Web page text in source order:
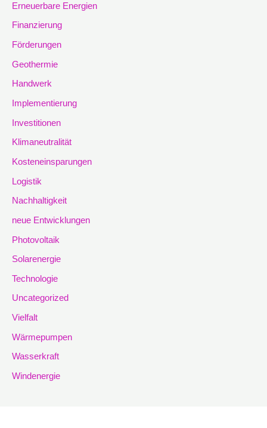
Erneuerbare Energien
Finanzierung
Förderungen
Geothermie
Handwerk
Implementierung
Investitionen
Klimaneutralität
Kosteneinsparungen
Logistik
Nachhaltigkeit
neue Entwicklungen
Photovoltaik
Solarenergie
Technologie
Uncategorized
Vielfalt
Wärmepumpen
Wasserkraft
Windenergie